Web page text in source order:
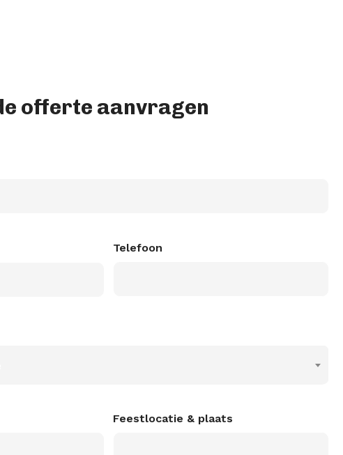
offerte aanvragen
Telefoon
Feestlocatie & plaats